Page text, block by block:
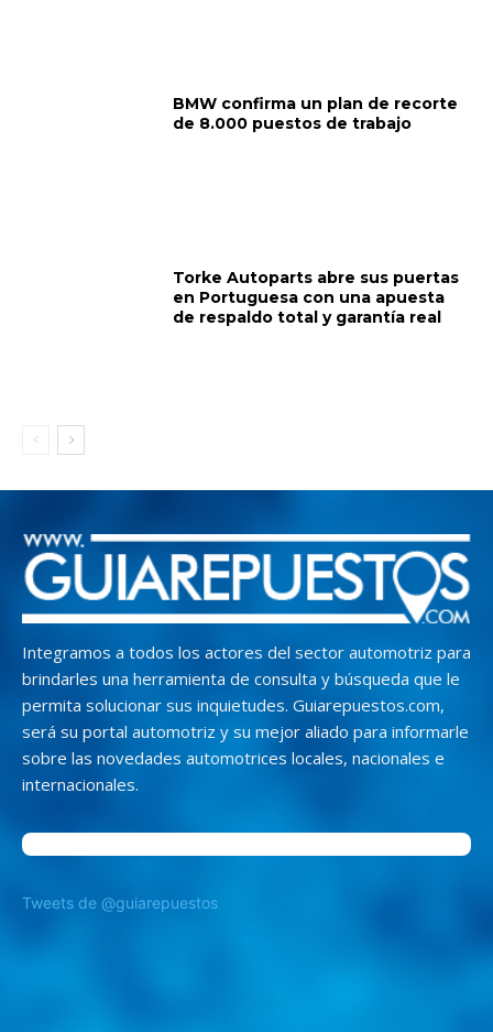
BMW confirma un plan de recorte
de 8.000 puestos de trabajo
Torke Autoparts abre sus puertas
en Portuguesa con una apuesta
de respaldo total y garantía real
Integramos a todos los actores del sector automotriz para
brindarles una herramienta de consulta y búsqueda que le
permita solucionar sus inquietudes. Guiarepuestos.com,
será su portal automotriz y su mejor aliado para informarle
sobre las novedades automotrices locales, nacionales e
internacionales.
Tweets de @guiarepuestos